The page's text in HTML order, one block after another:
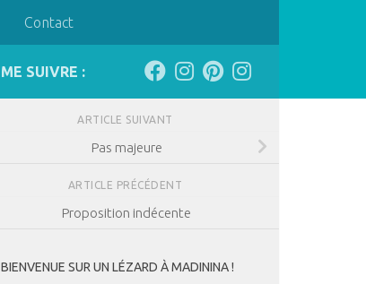
Contact
ME SUIVRE :
ARTICLE SUIVANT
Pas majeure
ARTICLE PRÉCÉDENT
Proposition indécente
BIENVENUE SUR UN LÉZARD À MADININA !